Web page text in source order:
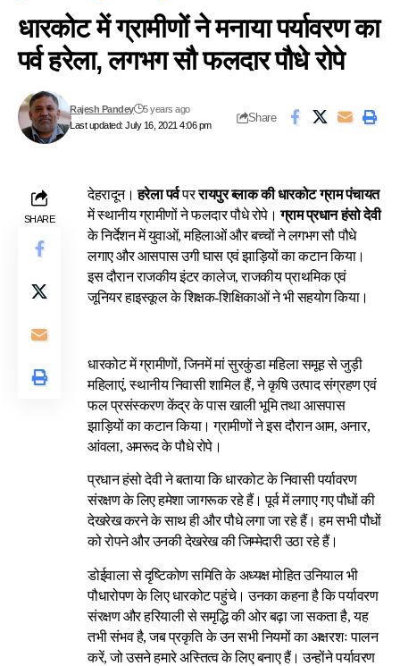
धारकोट में ग्रामीणों ने मनाया पर्यावरण का
पर्व हरेला, लगभग सौ फलदार पौधे रोपे
Last updated: July 16, 2021 4:06 pm
Rajesh Pandey 5 years ago
Share
SHARE
देहरादून।हरेला पर्वपररायपुर ब्लाक की धारकोट ग्राम पंचायत
में स्थानीय ग्रामीणों ने फलदार पौधे रोपे।ग्राम प्रधान हंसो देवी
के निर्देशन में युवाओं, महिलाओं और बच्चों ने लगभग सौ पौधे
लगाए और आसपास उगी घास एवं झाड़ियों का कटान किया।
इस दौरान राजकीय इंटर कालेज, राजकीय प्राथमिक एवं
जूनियर हाइस्कूल के शिक्षक-शिक्षिकाओं ने भी सहयोग किया।
धारकोट में ग्रामीणों, जिनमें मां सुरकुंडा महिला समूह से जुड़ी
महिलाएं, स्थानीय निवासी शामिल हैं, ने कृषि उत्पाद संग्रहण एवं
फल प्रसंस्करण केंद्र के पास खाली भूमि तथा आसपास
झाड़ियों का कटान किया। ग्रामीणों ने इस दौरान आम, अनार,
आंवला, अमरूद के पौधे रोपे।
प्रधान हंसो देवी ने बताया कि धारकोट के निवासी पर्यावरण
संरक्षण के लिए हमेशा जागरूक रहे हैं। पूर्व में लगाए गए पौधों की
देखरेख करने के साथ ही और पौधे लगा जा रहे हैं। हम सभी पौधों
को रोपने और उनकी देखरेख की जिम्मेदारी उठा रहे हैं।
डोईवाला से दृष्टिकोण समिति के अध्यक्ष मोहित उनियाल भी
पौधारोपण के लिए धारकोट पहुंचे। उनका कहना है कि पर्यावरण
संरक्षण और हरियाली से समृद्धि की ओर बढ़ा जा सकता है, यह
तभी संभव है, जब प्रकृति के उन सभी नियमों का अक्षरशः पालन
करें, जो उसने हमारे अस्तित्व के लिए बनाए हैं। उन्होंने पर्यावरण